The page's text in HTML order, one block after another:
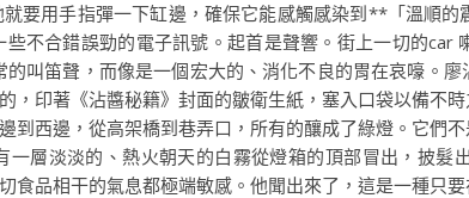
要用手指彈一下缸邊，確保它能感觸感染到**「溫順
不合錯誤勁的電子訊號。起首是聲響。街上一切的car
笛聲，而像是一個宏大的、消化不良的胃在哀嚎。廖
，印著《沾醬秘籍》封面的皺衛生紙，塞入口袋以備不
到西邊，從高架橋到巷弄口，所有的釀成了綠燈。它們
一層淡淡的、熱火朝天的白霧從燈箱的頂部冒出，披
食品相干的氣息都極端敏感。他聞出來了，這是一種只